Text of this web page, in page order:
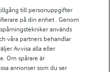
till personuppgifter
på din enhet . Genom
används
våra partners behandlar
Avvisa alla eller
Om spårare är
annonser som du ser